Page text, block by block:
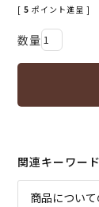
[ 5 ポイント進呈 ]
関連キーワード
商品につい